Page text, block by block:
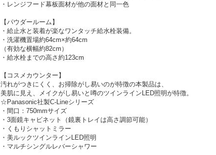
・レンジフード幕板面材が他の面材と同一色
【パウダールーム】
・給止水と装着が楽なワンタッチ給水栓装備。
・洗濯機置場約64cm×約64cm
（有効な横幅約82cm）
・給水栓までの高さ約123cm
【コスメカウンター】
汚れがつきにくく、お掃除がし易いのが特徴の本製品は、
美肌に見え、メイクがし易いと噂のツインラインLED照明が特徴。
☆Panasonic社製C-Lineシリーズ
・間口：750mmサイズ
・3面鏡キャビネット（鏡裏トレイは高さ調節可能）
・くもりシャットミラー
・美ルックツインラインLED照明
・マルチシングルレバーシャワー